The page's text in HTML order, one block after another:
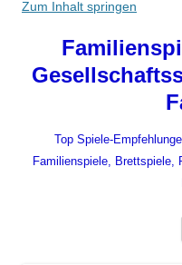
Zum Inhalt springen
Top Spiele-
Familienspiele, Brettspiele,